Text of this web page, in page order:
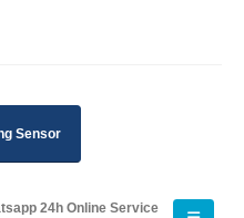
Sensor
24h Online Service